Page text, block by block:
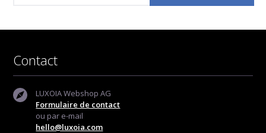
Contact
LUXOIA Webshop AG
Formulaire de contact
ou par e-mail
hello@luxoia.com